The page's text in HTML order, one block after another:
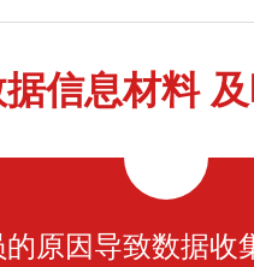
信息材料
原因导致数据收